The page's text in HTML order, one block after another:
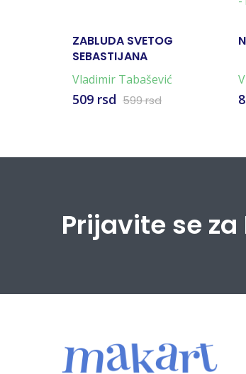
ZABLUDA SVETOG
SEBASTIJANA
Vladimir Tabašević
509 rsd 599 rsd
Prijavite se